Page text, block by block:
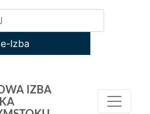
e-Izba